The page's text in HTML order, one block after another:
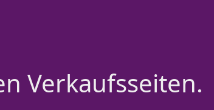
Verkaufsseiten.